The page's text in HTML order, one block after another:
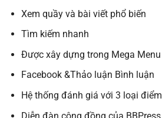
Xem quầy và bài viết phổ biến
Tìm kiếm nhanh
Được xây dựng trong Mega Menu
Facebook &Thảo luận Bình luận
Hệ thống đánh giá với 3 loại điểm
Diễn đàn cộng đồng của BBPress